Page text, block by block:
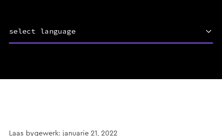
select language
Laas bygewerk: januarie 21, 2022